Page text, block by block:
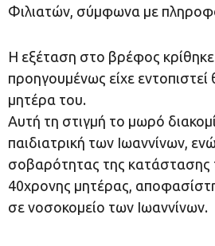
Φιλιατών, σύμφωνα με
Η εξέταση στο βρέφος
προηγουμένως είχε εντοπιστεί
μητέρα του.
Αυτή τη στιγμή το μωρό
παιδιατρική των Ιωαννίνων,
σοβαρότητας της κατάστασης
40χρονης μητέρας,
σε νοσοκομείο των Ιωαννίνων.